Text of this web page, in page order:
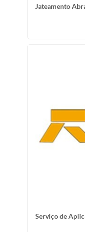
Jateamento
Serviço de